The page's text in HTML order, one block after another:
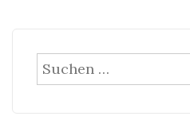
Suchen
nach: